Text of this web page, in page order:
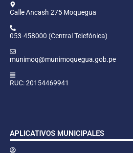
Calle Ancash 275 Moquegua
053-458000 (Central Telefónica)
munimoq@munimoquegua.gob.pe
RUC: 20154469941
APLICATIVOS MUNICIPALES